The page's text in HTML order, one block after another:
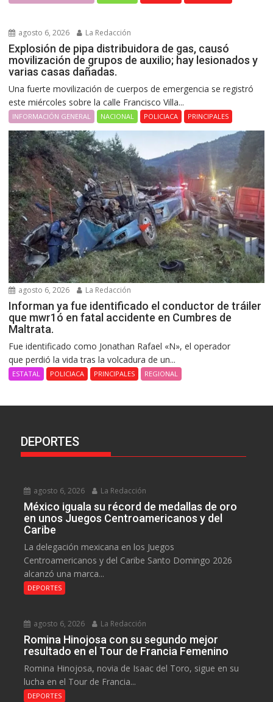
agosto 6, 2026 La Redacción
Explosión de pipa distribuidora de gas, causó
movilización de grupos de auxilio; hay lesionados y
varias casas dañadas.
Una fuerte movilización de cuerpos de emergencia se registró
este miércoles sobre la calle Francisco Villa...
INFORMACIÓN GENERAL NACIONAL POLICIACA PRINCIPALES
agosto 6, 2026 La Redacción
Informan ya fue identificado el conductor de tráiler
que mwr1ó en fatal accidente en Cumbres de
Maltrata.
Fue identificado como Jonathan Rafael «N», el operador
que perdió la vida tras la volcadura de un...
ESTATAL POLICIACA PRINCIPALES REGIONAL
DEPORTES
agosto 6, 2026 La Redacción
México iguala su récord de medallas de oro
en unos Juegos Centroamericanos y del
Caribe
La delegación mexicana en los Juegos
Centroamericanos y del Caribe Santo Domingo 2026
alcanzó una marca...
DEPORTES
agosto 6, 2026 La Redacción
Romina Hinojosa con su segundo mejor
resultado en el Tour de Francia Femenino
Romina Hinojosa, novia de Isaac del Toro, sigue en su
lucha en el Tour de Francia...
DEPORTES